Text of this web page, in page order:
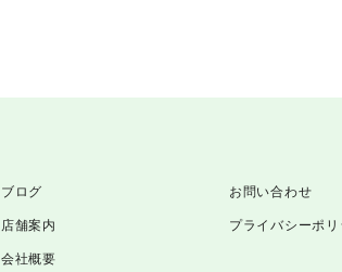
ブログ
店舗案内
会社概要
お問い合わせ
プライバシーポ